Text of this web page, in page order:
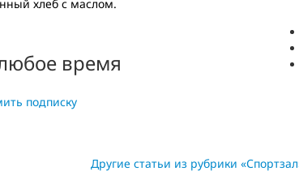
хлеб с маслом.
время
подписку
Другие статьи из рубрики